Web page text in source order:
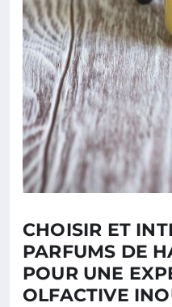
CHOISIR ET
PARFUMS DE
POUR UNE
OLFACTIVE